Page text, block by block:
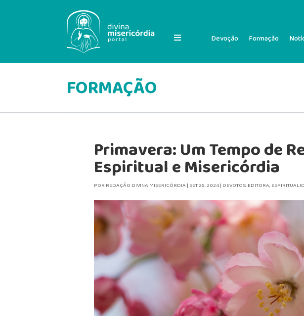
Devoção Formação
FORMAÇÃO
Primavera: Um Tempo de
Espiritual e Misericórdia
POR REDAÇÃO DIVINA MISERICÓRDIA | SET 25, 2024| DEVOTOS,EDITORA,